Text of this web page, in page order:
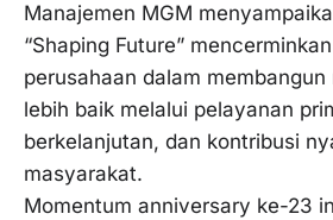
Manajemen MGM
“Shaping Future”
perusahaan dalam
lebih baik melalui pelayanan
berkelanjutan, dan kontribusi
masyarakat.
Momentum anniversary ke-23